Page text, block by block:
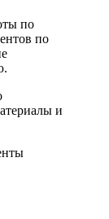
по
по
и